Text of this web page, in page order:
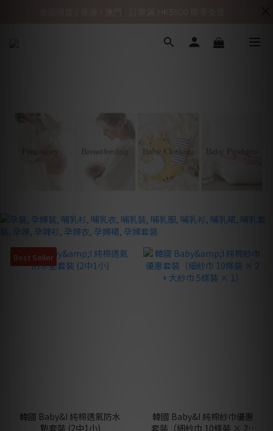
Best Seller
韓國 Baby&I 純棉透氣防水
墊套裝 (2中1小)
韓國 Baby&I 純棉紗巾優惠
套裝（細紗巾 10條裝 × 2 +